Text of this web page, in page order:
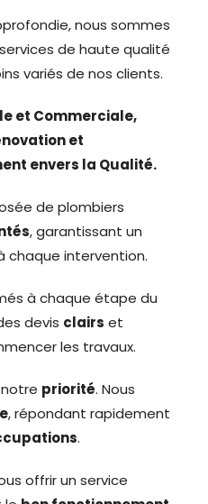
nous sommes
de haute qualité
variés de nos clients.
et Commerciale,
et
envers la Qualité.
de plombiers
, garantissant un
chaque intervention.
à chaque étape du
devis clairs et
les travaux.
priorité. Nous
, répondant rapidement
.
offrir un service